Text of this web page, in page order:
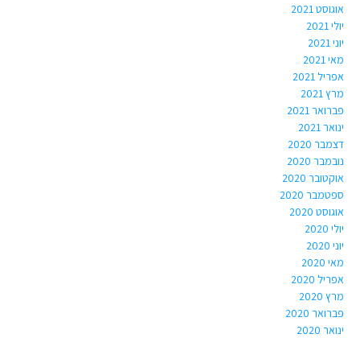
אוגוסט 2021
יולי 2021
יוני 2021
מאי 2021
אפריל 2021
מרץ 2021
פברואר 2021
ינואר 2021
דצמבר 2020
נובמבר 2020
אוקטובר 2020
ספטמבר 2020
אוגוסט 2020
יולי 2020
יוני 2020
מאי 2020
אפריל 2020
מרץ 2020
פברואר 2020
ינואר 2020